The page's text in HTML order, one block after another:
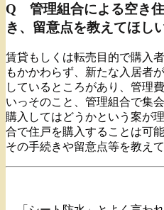
Q 管理組合による空き
き、留意点を教えてほし
賃貸もしくは転売目的で購入
もかかわらず、新たな入居者
しているところがあり、管理
いっそのこと、管理組合で集
購入してはどうかという案が
合で住戸を購入することは可
その手続きや留意点等を教えて